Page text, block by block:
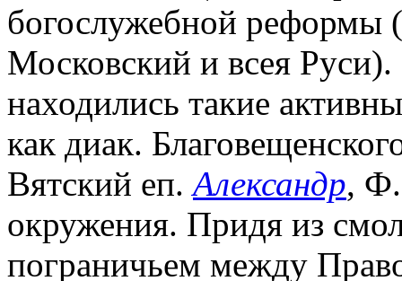
богослужебной реформы
Московский и всея
находились такие
как диак.
Вятский еп.Александр,
окружения. Придя из
пограничьем между